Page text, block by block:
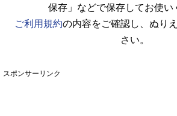
保存」などで保存してお使い
ご利用規約の内容をご確認し、ぬり
さい。
スポンサーリンク